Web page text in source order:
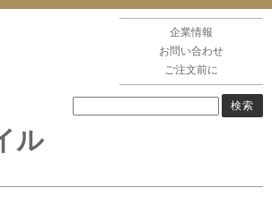
企業情報
お問い合わせ
ご注文前に
ル